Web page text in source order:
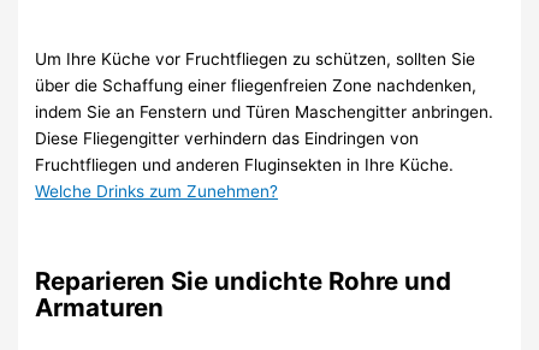
Um Ihre Küche vor Fruchtfliegen zu schützen, sollten Sie
über die Schaffung einer fliegenfreien Zone nachdenken,
indem Sie an Fenstern und Türen Maschengitter anbringen.
Diese Fliegengitter verhindern das Eindringen von
Fruchtfliegen und anderen Fluginsekten in Ihre Küche.
Welche Drinks zum Zunehmen?
Reparieren Sie undichte Rohre und
Armaturen